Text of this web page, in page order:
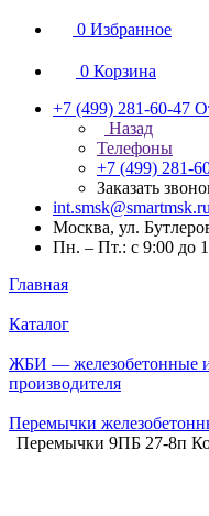
0 Избранное
0 Корзина
+7 (499) 281-60-47
Назад
Телефоны
+7 (499) 281-
Заказать
int.smsk@smartmsk.ru
Москва, ул.
Пн. – Пт.: с 9:00 до
Главная
Каталог
ЖБИ — железобетонные и
производителя
Перемычки
Перемычки 9ПБ 27-8п